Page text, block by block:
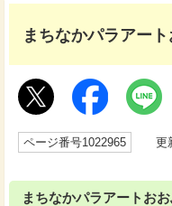
まちなかパラアー
ページ番号1022965 更
まちなかパラアートお